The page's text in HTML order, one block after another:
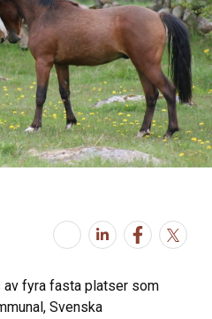
fyra fasta platser som
Svenska